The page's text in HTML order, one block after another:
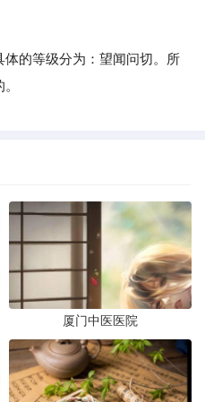
的等级分为：望闻问切。所
厦门中医医院